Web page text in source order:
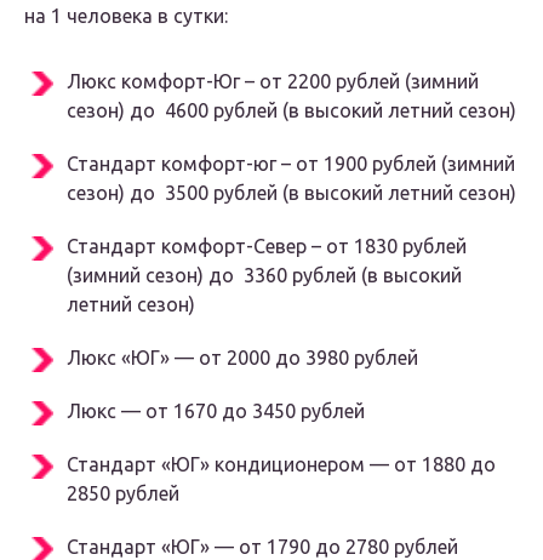
на 1 человека в сутки:
Люкс комфорт-Юг – от 2200 рублей (зимний
сезон) до 4600 рублей (в высокий летний сезон)
Стандарт комфорт-юг – от 1900 рублей (зимний
сезон) до 3500 рублей (в высокий летний сезон)
Стандарт комфорт-Север – от 1830 рублей
(зимний сезон) до 3360 рублей (в высокий
летний сезон)
Люкс «ЮГ» — от 2000 до 3980 рублей
Люкс — от 1670 до 3450 рублей
Стандарт «ЮГ» кондиционером — от 1880 до
2850 рублей
Стандарт «ЮГ» — от 1790 до 2780 рублей